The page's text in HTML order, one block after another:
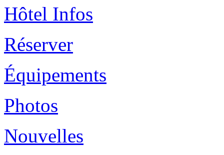
Hôtel Infos
Réserver
Équipements
Photos
Nouvelles